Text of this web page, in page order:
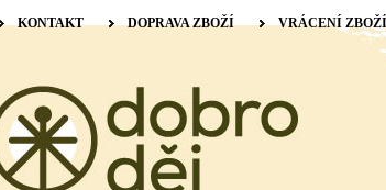
KONTAKT DOPRAVA ZBOŽÍ VRÁCENÍ ZBOŽÍ